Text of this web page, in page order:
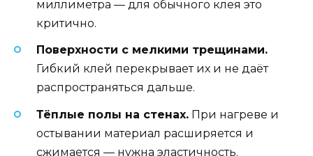
миллиметра — для обычного клея это
критично.
Поверхности с мелкими трещинами.
Гибкий клей перекрывает их и не даёт
распространяться дальше.
Тёплые полы на стенах. При нагреве и
остывании материал расширяется и
сжимается — нужна эластичность.